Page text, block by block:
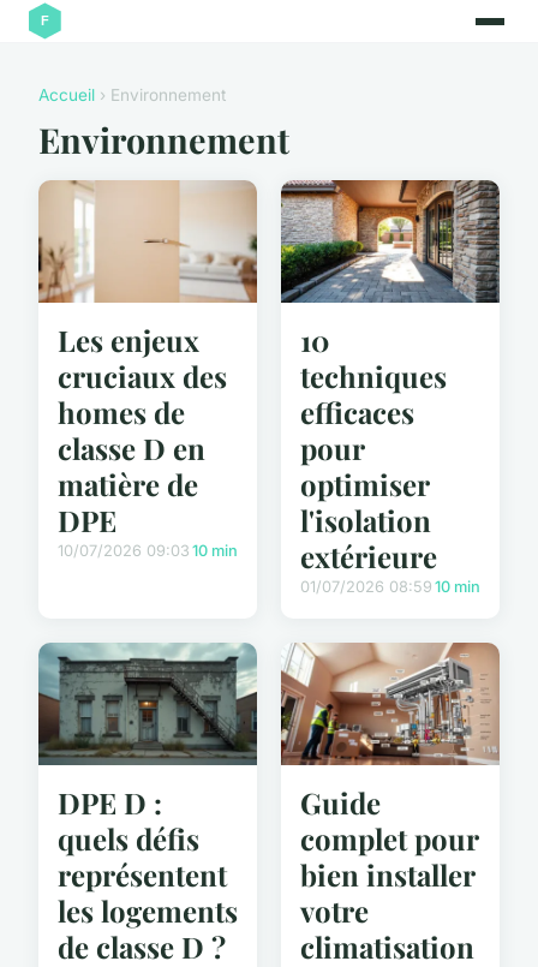
Accueil › Environnement
Environnement
Les enjeux
cruciaux des
homes de
classe D en
matière de
DPE
10/07/2026 09:03 10 min
10
techniques
efficaces
pour
optimiser
l'isolation
extérieure
01/07/2026 08:59 10 min
DPE D :
quels défis
représentent
les logements
de classe D ?
Guide
complet pour
bien installer
votre
climatisation